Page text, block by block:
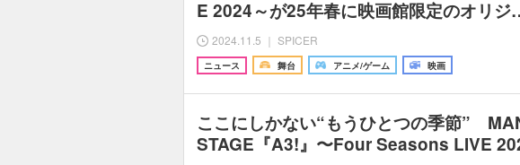
E 2024～が25年春に映画館限定のオリ
2024.11.5 ｜ SPICER
ニュース 舞台 アニメ/ゲーム 映画
ここにしかない“もうひとつの季節”
STAGE『A3!』〜Four Seasons LIVE